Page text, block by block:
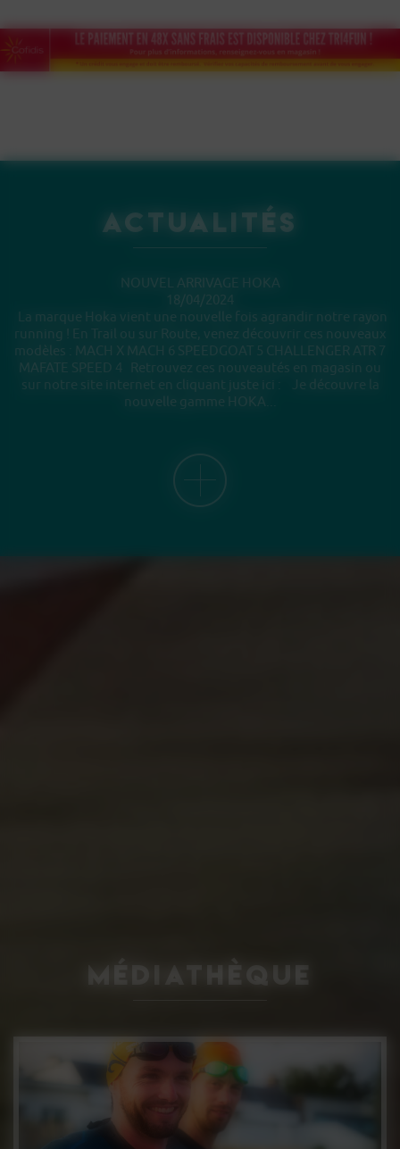
Actualités
NOUVEL ARRIVAGE HOKA
18/04/2024
La marque Hoka vient une nouvelle fois agrandir notre rayon
running ! En Trail ou sur Route, venez découvrir ces nouveaux
modèles : MACH X MACH 6 SPEEDGOAT 5 CHALLENGER ATR 7
MAFATE SPEED 4 Retrouvez ces nouveautés en magasin ou
sur notre site internet en cliquant juste ici : Je découvre la
nouvelle gamme HOKA...
Médiathèque